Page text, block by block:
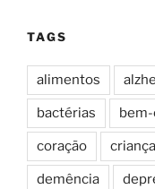
TAGS
alimentos
bactérias
coração
demência